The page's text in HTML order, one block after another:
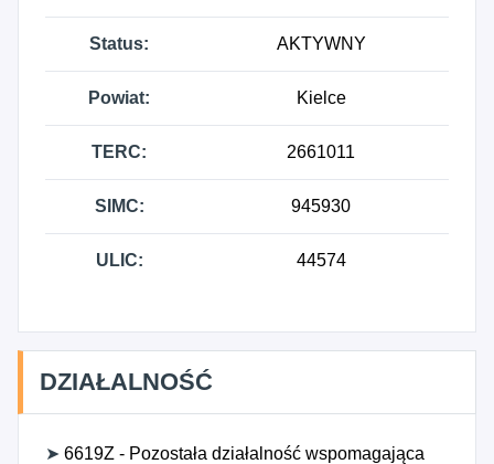
Status: AKTYWNY
Powiat: Kielce
TERC: 2661011
SIMC: 945930
ULIC: 44574
DZIAŁALNOŚĆ
➤ 6619Z - Pozostała działalność wspomagająca